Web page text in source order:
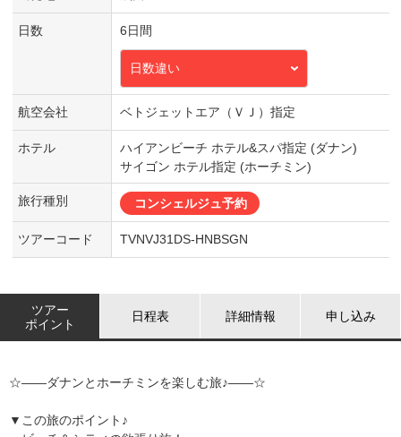
日数 6日間
日数違い
航空会社 ベトジェットエア（ＶＪ）指定
ホテル
ハイアンビーチ ホテル&スパ指定 (ダナン)
サイゴン ホテル指定 (ホーチミン)
旅行種別 コンシェルジュ予約
ツアーコード TVNVJ31DS-HNBSGN
ツアー
ポイント
日程表 詳細情報 申し込み
☆――ダナンとホーチミンを楽しむ旅♪――☆
▼この旅のポイント♪